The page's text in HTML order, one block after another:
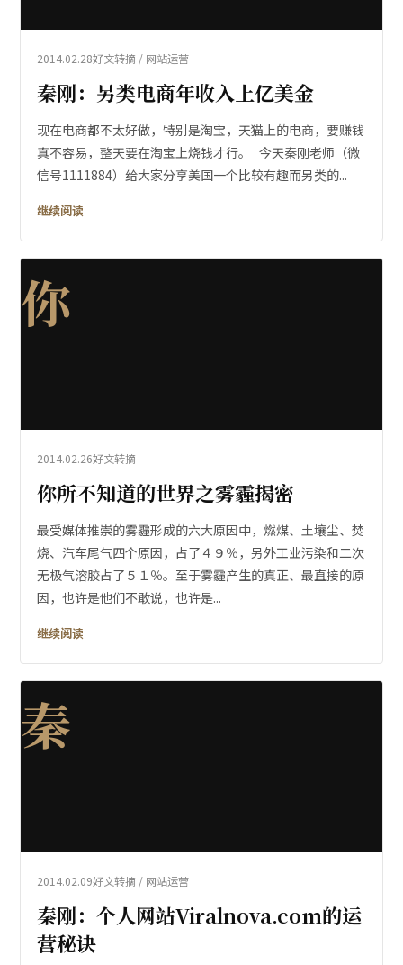
2014.02.28好文转摘 / 网站运营
秦刚：另类电商年收入上亿美金
现在电商都不太好做，特别是淘宝，天猫上的电商，要赚钱
真不容易，整天要在淘宝上烧钱才行。 今天秦刚老师（微
信号1111884）给大家分享美国一个比较有趣而另类的...
继续阅读
你
2014.02.26好文转摘
你所不知道的世界之雾霾揭密
最受媒体推崇的雾霾形成的六大原因中，燃煤、土壤尘、焚
烧、汽车尾气四个原因，占了４９％，另外工业污染和二次
无极气溶胶占了５１％。至于雾霾产生的真正、最直接的原
因，也许是他们不敢说，也许是...
继续阅读
秦
2014.02.09好文转摘 / 网站运营
秦刚：个人网站Viralnova.com的运
营秘诀